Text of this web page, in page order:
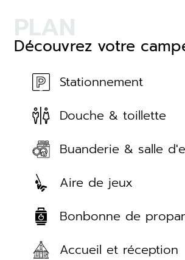
PLAN
Découvrez votre
Stationnement
Douche & toillette
Buanderie & salle
Aire de jeux
Bonbonne de
Accueil et réception